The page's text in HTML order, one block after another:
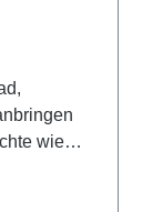
wie